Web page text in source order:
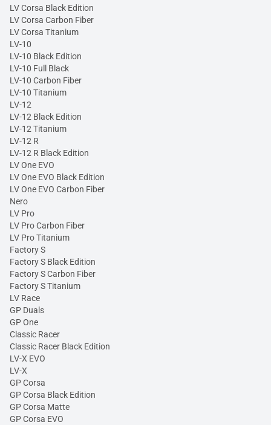
LV Corsa Black Edition
LV Corsa Carbon Fiber
LV Corsa Titanium
LV-10
LV-10 Black Edition
LV-10 Full Black
LV-10 Carbon Fiber
LV-10 Titanium
LV-12
LV-12 Black Edition
LV-12 Titanium
LV-12 R
LV-12 R Black Edition
LV One EVO
LV One EVO Black Edition
LV One EVO Carbon Fiber
Nero
LV Pro
LV Pro Carbon Fiber
LV Pro Titanium
Factory S
Factory S Black Edition
Factory S Carbon Fiber
Factory S Titanium
LV Race
GP Duals
GP One
Classic Racer
Classic Racer Black Edition
LV-X EVO
LV-X
GP Corsa
GP Corsa Black Edition
GP Corsa Matte
GP Corsa EVO